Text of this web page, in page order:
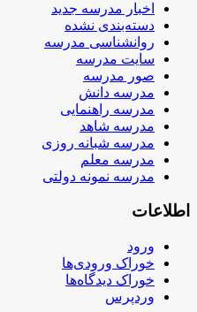
اخبار مدرسه جدید
دسته‌بندی نشده
روانشناسی مدرسه
سایت مدرسه
صور مدرسه
مدرسه دانش
مدرسه راهنمایی
مدرسه شاهد
مدرسه شبانه روزی
مدرسه معلم
مدرسه نمونه دولتی
اطلاعات
ورود
خوراک ورودی‌ها
خوراک دیدگاه‌ها
وردپرس